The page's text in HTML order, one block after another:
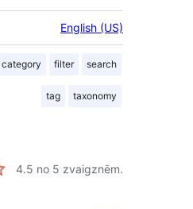
English (US)
category filter search
tag taxonomy
4.5 no 5 zvaigznēm.